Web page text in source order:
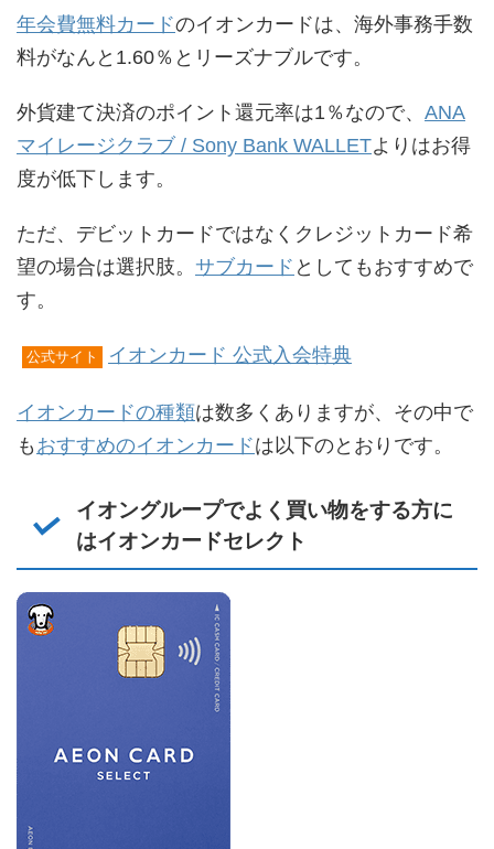
年会費無料カードのイオンカードは、海外事務手数
料がなんと1.60％とリーズナブルです。
外貨建て決済のポイント還元率は1％なので、 ANA
マイレージクラブ / Sony Bank WALLETよりはお得
度が低下します。
ただ、デビットカードではなくクレジットカード希
望の場合は選択肢。 サブカード としてもおすすめで
す。
公式サイト イオンカード 公式入会特典
イオンカードの種類は数多くありますが、その中で
も おすすめのイオンカードは以下のとおりです。
イオングループでよく買い物をする方に
はイオンカードセレクト